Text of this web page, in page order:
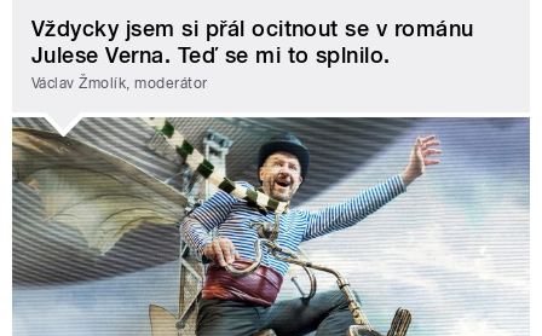
Vždycky jsem si přál ocitnout se v románu
Julese Verna. Teď se mi to splnilo.
Václav Žmolík, moderátor